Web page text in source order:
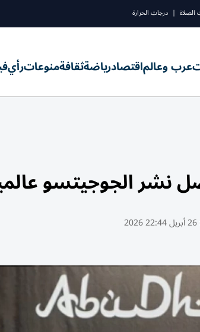
| درجات الحرارة
عرب وعالماقتصادرياضةثقافةمنوعاترأي
نشر الجوجيتسو
26 أبريل 22:44 2026